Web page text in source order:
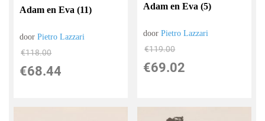
Adam en Eva (11)
doorPietro Lazzari
€118.00
€68.44
Adam en Eva (5)
doorPietro Lazzari
€119.00
€69.02